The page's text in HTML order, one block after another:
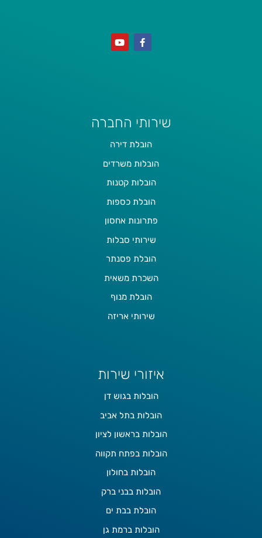
שירותי החברה
הובלת דירה
הובלות משרדים
הובלות קטנות
הובלת כספות
פתרונות אחסון
שירותי סבלות
הובלת פסנתר
השכרת משאית
הובלת מנוף
שירותי אריזה
איזורי שירות
הובלות בגוש דן
הובלות בתל אביב
הובלות בראשון לציון
הובלות בפתח תקווה
הובלות בחולון
הובלות בבני ברק
הובלת בבת ים
הובלות ברמת גן